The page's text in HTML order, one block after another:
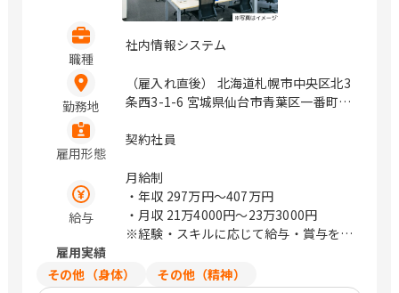
職種
社内情報システム
勤務地
（雇入れ直後） 北海道札幌市中央区北3
条西3-1-6 宮城県仙台市青葉区一番町4-
玉県さいたま市浦和区上木崎1-14-6
区新都心11－2 明治安田生命さいたま
新都心ビル 東京都中央区日本橋浜町3-
21-1 日本橋浜町Fタワー 東京都中央区
日本橋蛎殻町2-14-5 KDX浜町中ノ橋ビ
本橋安田スカイゲート 東京都中央区日
本橋浜町3-3-2 トルナーレ日本橋浜町
雇用形態
契約社員
給与
月給制
・年収 297万円〜407万円
・月収 21万4000円〜23万3000円
※経験・スキルに応じて給与・賞与を決
雇用実績
その他（身体）
その他（精神）